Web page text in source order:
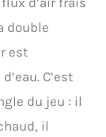
double
est
C’est
du jeu : il
il